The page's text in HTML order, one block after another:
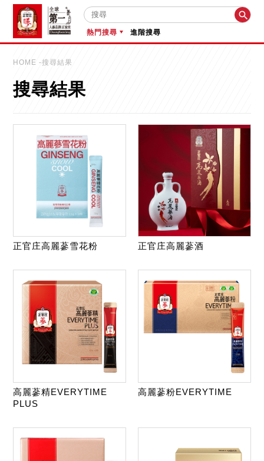

熱門搜尋 進階搜尋
HOME-搜尋結果
搜尋結果
正官庄高麗蔘雪花粉 正官庄高麗蔘酒
高麗蔘精EVERYTIME
PLUS
高麗蔘粉EVERYTIME